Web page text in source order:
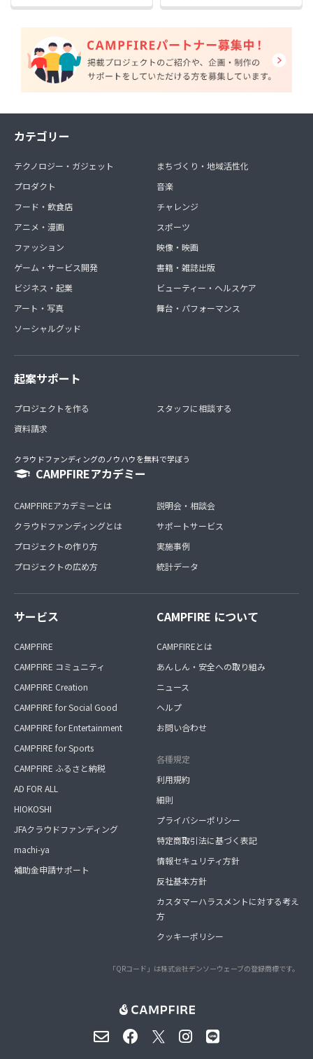
カテゴリー
テクノロジー・ガジェット
プロダクト
フード・飲食店
アニメ・漫画
ファッション
ゲーム・サービス開発
ビジネス・起業
アート・写真
ソーシャルグッド
まちづくり・地域活性化
音楽
チャレンジ
スポーツ
映像・映画
書籍・雑誌出版
ビューティー・ヘルスケア
舞台・パフォーマンス
起案サポート
プロジェクトを作る
資料請求
スタッフに相談する
クラウドファンディングのノウハウを無料で学ぼう
CAMPFIREアカデミー
CAMPFIREアカデミーとは
クラウドファンディングとは
プロジェクトの作り方
プロジェクトの広め方
説明会・相談会
サポートサービス
実施事例
統計データ
サービス
CAMPFIRE
CAMPFIRE コミュニティ
CAMPFIRE Creation
CAMPFIRE for Social Good
CAMPFIRE for Entertainment
CAMPFIRE for Sports
CAMPFIRE ふるさと納税
AD FOR ALL
HIOKOSHI
JFAクラウドファンディング
machi-ya
補助金申請サポート
CAMPFIRE について
CAMPFIREとは
あんしん・安全への取り組み
ニュース
ヘルプ
お問い合わせ
各種規定
利用規約
細則
プライバシーポリシー
特定商取引法に基づく表記
情報セキュリティ方針
反社基本方針
カスタマーハラスメントに対する考え
方
クッキーポリシー
「QRコード」は株式会社デンソーウェーブの登録商標です。